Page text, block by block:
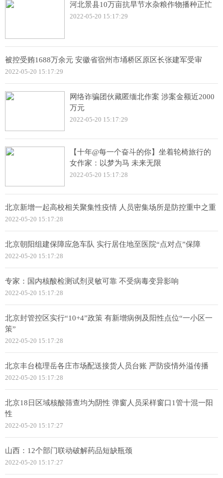
河北景县10万亩抗旱节水杂粮作物播种正忙
2022-05-20 15:17:29
被控受贿1688万余元 安徽省宿州市埇桥区原区长张建军受审
2022-05-20 15:17:29
网络诈骗团伙藏匿缅北作案 涉案金额近2000
万元
2022-05-20 15:17:29
【十年@每一个奋斗的你】坐着轮椅旅行的
女作家：以梦为马 未来无限
2022-05-20 15:17:28
北京新增一起高校相关聚集性疫情 人员密集场所是防控重中之重
2022-05-20 15:17:28
北京朝阳组建保障应急车队 实行居住地至医院“点对点”保障
2022-05-20 15:17:28
专家：国内核酸检测试剂灵敏可靠 不受病毒变异影响
2022-05-20 15:17:28
北京封管控区实行“10+4”政策 有新增病例及阳性点位“一小区一
策”
2022-05-20 15:17:28
北京丰台梳理岳各庄市场配送接货人员台账 严防疫情外溢传播
2022-05-20 15:17:28
北京18日区域核酸筛查均为阴性 弹窗人员采样窗口1管十混一阳
性
2022-05-20 15:17:27
山西：12个部门联动破解药品短缺瓶颈
2022-05-20 15:17:27